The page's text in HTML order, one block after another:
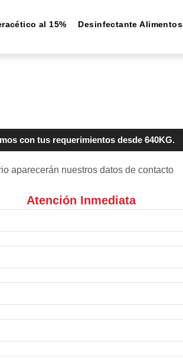
al 15% Desinfectante Alimentos
con tus requerimientos desde 640KG.
aparecerán nuestros datos de contacto
Atención Inmediata